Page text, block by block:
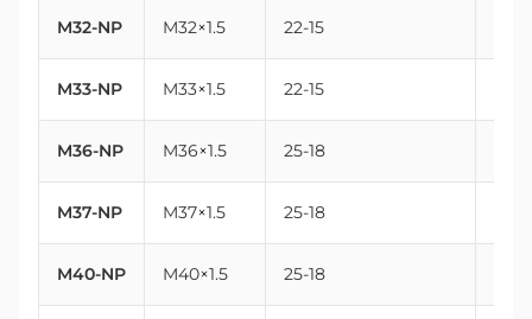
M32-NP M32×1.5 22-15
M33-NP M33×1.5 22-15
M36-NP M36×1.5 25-18
M37-NP M37×1.5 25-18
M40-NP M40×1.5 25-18